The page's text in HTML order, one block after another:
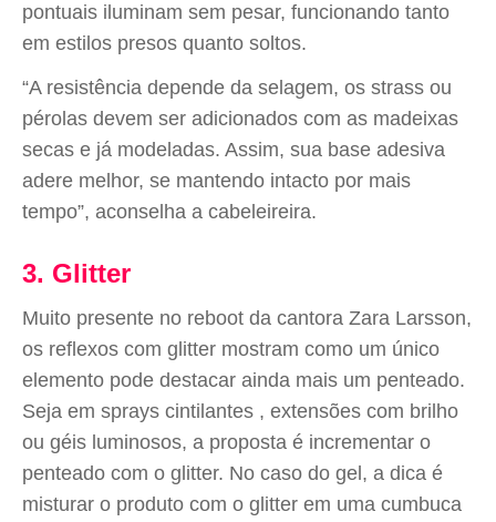
pontuais iluminam sem pesar, funcionando tanto
em estilos presos quanto soltos.
“A resistência depende da selagem, os strass ou
pérolas devem ser adicionados com as madeixas
secas e já modeladas. Assim, sua base adesiva
adere melhor, se mantendo intacto por mais
tempo”, aconselha a cabeleireira.
3. Glitter
Muito presente no reboot da cantora Zara Larsson,
os reflexos com glitter mostram como um único
elemento pode destacar ainda mais um penteado.
Seja em sprays cintilantes , extensões com brilho
ou géis luminosos, a proposta é incrementar o
penteado com o glitter. No caso do gel, a dica é
misturar o produto com o glitter em uma cumbuca